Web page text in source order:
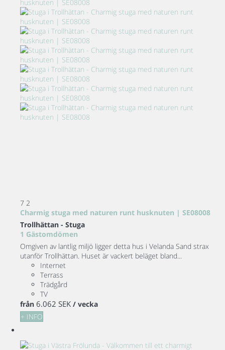
7 2
Charmig stuga med naturen runt husknuten | SE08008
Trollhättan - Stuga
1 Gästomdömen
Omgiven av lantlig miljö ligger detta hus i Velanda Sand strax
utanför Trollhättan. Huset är vackert beläget bland...
Internet
Terrass
Trädgård
TV
från 6.062 SEK / vecka
+ INFO